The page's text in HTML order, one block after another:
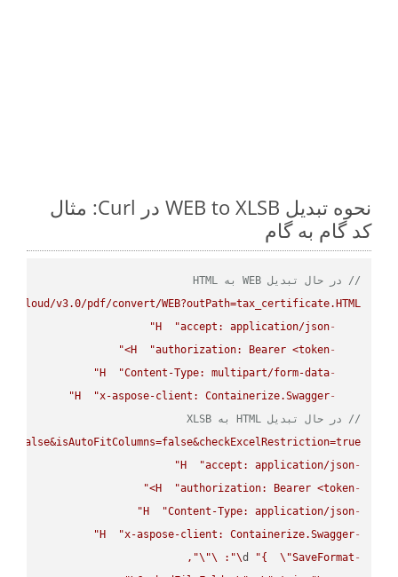
نحوه تبدیل WEB to XLSB در Curl: مثال
کد گام به گام
// در حال تبدیل WEB به HTML
v3.0/pdf/convert/WEB?outPath=tax_certificate.HTML"
-
H
"accept: application/json"
-
H
"authorization: Bearer <token>"
-
H
"Content-Type: multipart/form-data"
-
H
"x-aspose-client: Containerize.Swagger"
// در حال تبدیل HTML به XLSB
-
H
"accept: application/json"
-
H
"authorization: Bearer <token>"
-
H
"Content-Type: application/json"
-
H
"x-aspose-client: Containerize.Swagger"
-
d "{ \"SaveFormat
\"
:
\"
\"